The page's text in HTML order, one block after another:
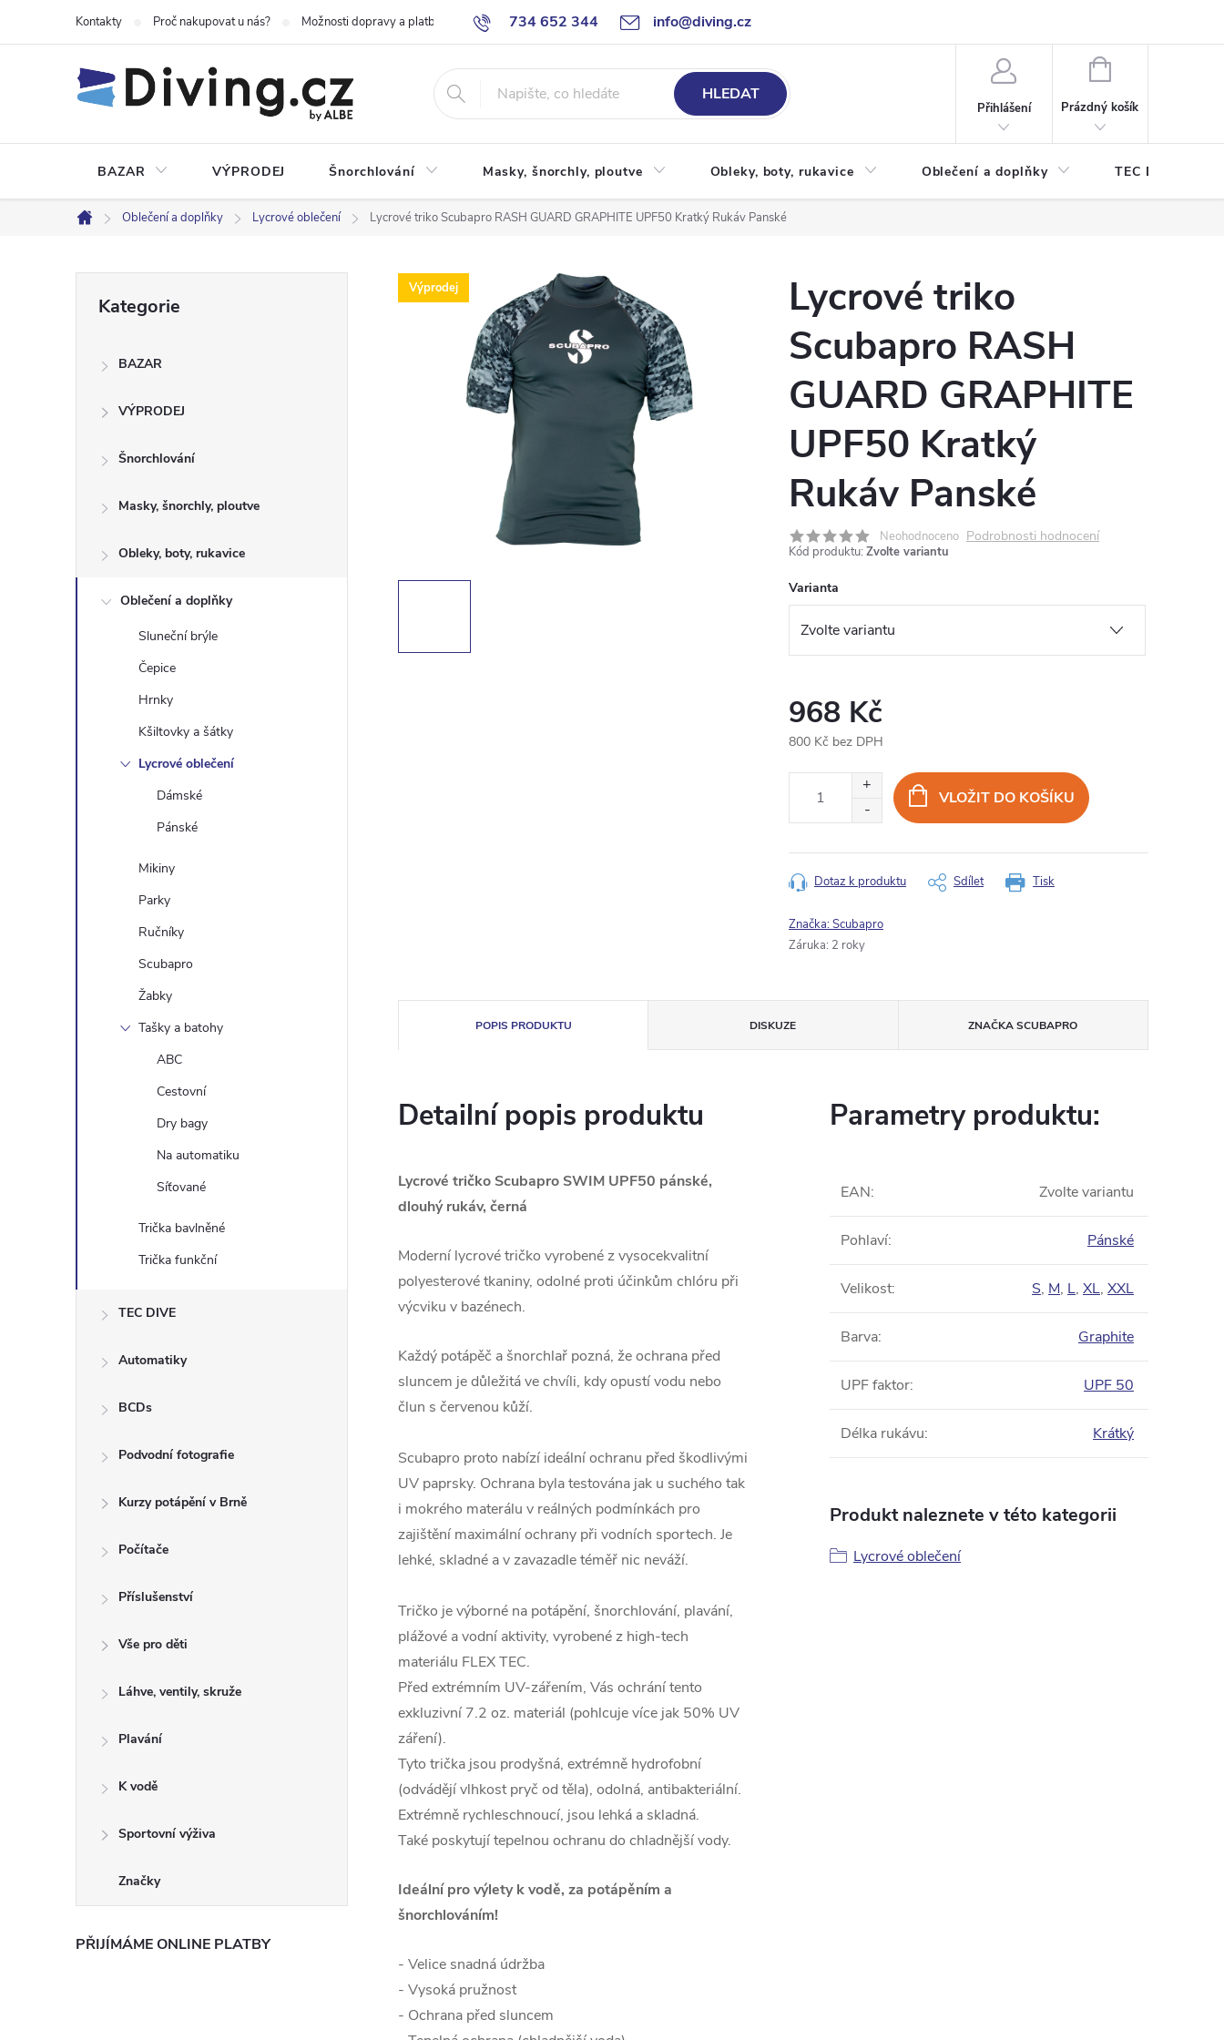
734 652 344 info@diving.cz
Kontakty Proč nakupovat u nás? Možnosti dopravy a platby Jak nakupovat Obchodní podmínky Reklamace
HLEDAT
Přihlášení
NÁKUPNÍ
Prázdný košík
BAZAR VÝPRODEJ Šnorchlování Masky, šnorchly, ploutve Obleky, boty, rukavice Oblečení a doplňky TEC DIVE
Domů
Oblečení a doplňky Lycrové oblečení Lycrové triko Scubapro RASH GUARD GRAPHITE UPF50 Kratký Rukáv Panské
n
kategorie
Kategorie
BAZAR
VÝPRODEJ
Šnorchlování
Masky, šnorchly, ploutve
Obleky, boty, rukavice
Oblečení a doplňky
Sluneční brýle
Čepice
Hrnky
Kšiltovky a šátky
Lycrové oblečení
Dámské
Pánské
Mikiny
Parky
Ručníky
Scubapro
Žabky
Tašky a batohy
ABC
Cestovní
Dry bagy
Na automatiku
Síťované
Trička bavlněné
Trička funkční
TEC DIVE
Automatiky
BCDs
Podvodní fotografie
Kurzy potápění v Brně
Počítače
Příslušenství
Vše pro děti
Láhve, ventily, skruže
Plavání
K vodě
Sportovní výživa
Značky
PŘIJÍMÁME ONLINE PLATBY
Výprodej
Lycrové triko
Scubapro RASH
GUARD GRAPHITE
UPF50 Kratký
Rukáv Panské
Neohodnoceno Podrobnosti hodnocení
Kód produktu: Zvolte variantu
Varianta
968 Kč
800 Kč bez DPH
VLOŽIT DO KOŠÍKU
Tisk
Dotaz k produktu Sdílet
Značka:Scubapro
Záruka: 2 roky
POPIS PRODUKTU DISKUZE ZNAČKASCUBAPRO
Detailní popis produktu
Lycrové tričko Scubapro SWIM UPF50 pánské,
dlouhý rukáv, černá
Moderní lycrové tričko vyrobené z vysocekvalitní
polyesterové tkaniny, odolné proti účinkům chlóru při
výcviku v bazénech.
Každý potápěč a šnorchlař pozná, že ochrana před
sluncem je důležitá ve chvíli, kdy opustí vodu nebo
člun s červenou kůží.
Scubapro proto nabízí ideální ochranu před škodlivými
UV paprsky. Ochrana byla testována jak u suchého tak
i mokrého materálu v reálných podmínkách pro
zajištění maximální ochrany při vodních sportech. Je
lehké, skladné a v zavazadle téměř nic neváží.
Tričko je výborné na potápění, šnorchlování, plavání,
plážové a vodní aktivity, vyrobené z high-tech
materiálu FLEX TEC.
Před extrémním UV-zářením, Vás ochrání tento
exkluzivní 7.2 oz. materiál (pohlcuje více jak 50% UV
záření).
Tyto trička jsou prodyšná, extrémně hydrofobní
(odvádějí vlhkost pryč od těla), odolná, antibakteriální.
Extrémně rychleschnoucí, jsou lehká a skladná.
Také poskytují tepelnou ochranu do chladnější vody.
Ideální pro výlety k vodě, za potápěním a
šnorchlováním!
- Velice snadná údržba
- Vysoká pružnost
- Ochrana před sluncem
Parametry produktu:
EAN: Zvolte variantu
Pohlaví: Pánské
Velikost: S, M, L, XL, XXL
Barva: Graphite
UPF faktor: UPF 50
Délka rukávu: Krátký
Produkt naleznete v této kategorii
Lycrové oblečení